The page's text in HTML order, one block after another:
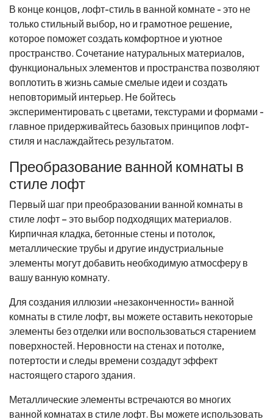
В конце концов, лофт-стиль в ванной комнате - это не
только стильный выбор, но и грамотное решение,
которое поможет создать комфортное и уютное
пространство. Сочетание натуральных материалов,
функциональных элементов и пространства позволяют
воплотить в жизнь самые смелые идеи и создать
неповторимый интерьер. Не бойтесь
экспериментировать с цветами, текстурами и формами -
главное придерживайтесь базовых принципов лофт-
стиля и наслаждайтесь результатом.
Преобразование ванной комнаты в
стиле лофт
Первый шаг при преобразовании ванной комнаты в
стиле лофт – это выбор подходящих материалов.
Кирпичная кладка, бетонные стены и потолок,
металлические трубы и другие индустриальные
элементы могут добавить необходимую атмосферу в
вашу ванную комнату.
Для создания иллюзии «незаконченности» ванной
комнаты в стиле лофт, вы можете оставить некоторые
элементы без отделки или воспользоваться старением
поверхностей. Неровности на стенах и потолке,
потертости и следы времени создадут эффект
настоящего старого здания.
Металлические элементы встречаются во многих
ванной комнатах в стиле лофт. Вы можете использовать